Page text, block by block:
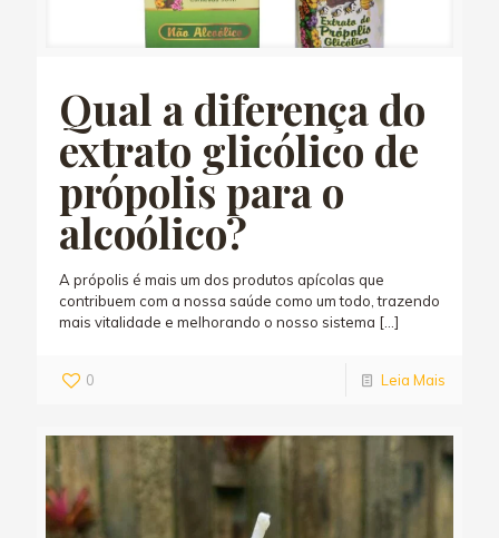
Qual a diferença do
extrato glicólico de
própolis para o
alcoólico?
A própolis é mais um dos produtos apícolas que
contribuem com a nossa saúde como um todo, trazendo
mais vitalidade e melhorando o nosso sistema […]
0 Leia Mais